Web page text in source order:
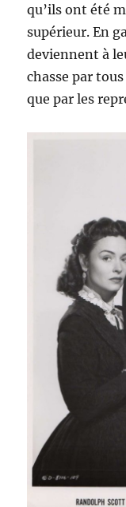
qu’ils ont été
supérieur. En
deviennent à
chasse par
que par les